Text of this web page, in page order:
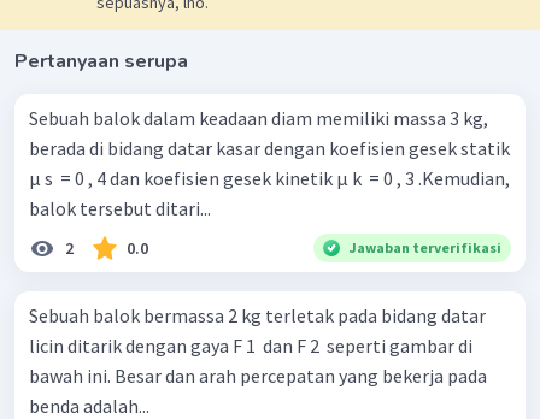
Pertanyaan serupa
Sebuah balok dalam keadaan diam memiliki massa 3 kg,
berada di bidang datar kasar dengan koefisien gesek statik
µ s ​ = 0 , 4 dan koefisien gesek kinetik μ k ​ = 0 , 3 .Kemudian,
balok tersebut ditari...
2 0.0 Jawaban terverifikasi
Sebuah balok bermassa 2 kg terletak pada bidang datar
licin ditarik dengan gaya F 1 ​ dan F 2 ​ seperti gambar di
bawah ini. Besar dan arah percepatan yang bekerja pada
benda adalah...